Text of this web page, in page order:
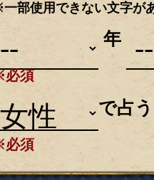
部使用できない文字が
年
須
で占う
須